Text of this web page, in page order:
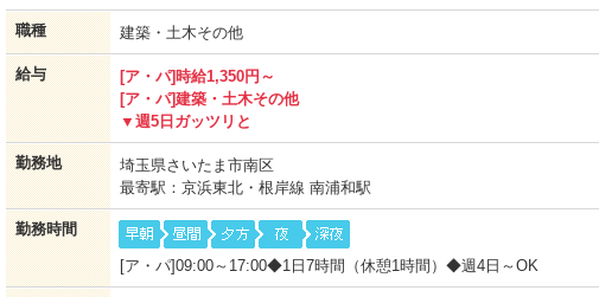
職種 建築・土木その他
給与
[ア・パ]時給1,350円～
[ア・パ]建築・土木その他
▼週5日ガッツリと
勤務地
埼玉県さいたま市南区
最寄駅：京浜東北・根岸線 南浦和駅
勤務時間
[ア・パ]09:00～17:00◆1日7時間（休憩1時間）◆週4日～OK